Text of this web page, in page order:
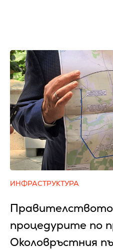
ИНФРАСТРУКТУРА
Правителството
процедурите по
Околовръстния